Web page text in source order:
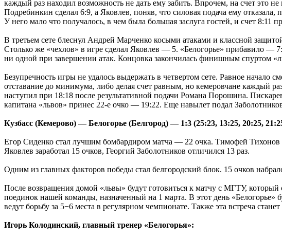
каждый раз находил возможность не дать ему забить. Впрочем, на счет это
Подребинкин сделал 6:9, а Яковлев, поняв, что силовая подача ему
У него мало что получалось, в чем была большая заслуга гостей, и счет
В третьем сете блеснул Андрей Марченко косыми атаками и классной
Столько же «чехлов» в игре сделал Яковлев — 5. «Белогорье» прибавило —
ни одной при завершении атак. Концовка закончилась финишным спуртом
Безупречность игры не удалось выдержать в четвертом сете. Равное
отставание до минимума, либо делая счет равным, но кемеровчане каждый
наступил при 18:18 после результативной подачи Романа Порошина.
капитана «львов» принес 22-е очко — 19:22. Еще навылет подал
Кузбасс (Кемерово) — Белогорье (Белгород) — 1:3 (25:23, 13:25, 20:25,
Егор Сиденко стал лучшим бомбардиром матча — 22 очка. Тимофей
Яковлев заработал 15 очков, Георгий Заболотников отличился 13 раз.
Одним из главных факторов победы стал белгородский блок. 15 очков
После возвращения домой «львы» будут готовиться к матчу с МГТУ,
поединок нашей команды, назначенный на 1 марта. В этот день «Белогорье»
ведут борьбу за 5−6 места в регулярном чемпионате. Также эта встреча
Игорь Колодинский, главный тренер «Белогорья»: